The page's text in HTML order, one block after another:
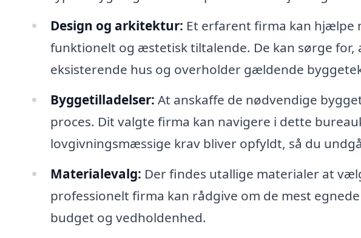
Design og arkitektur: Et erfarent firma kan hjælpe
funktionelt og æstetisk tiltalende. De kan sørge
eksisterende hus og overholder gældende
Byggetilladelser: At anskaffe de nødvendige
proces. Dit valgte firma kan navigere i dette
lovgivningsmæssige krav bliver opfyldt, så du
Materialevalg: Der findes utallige materialer at
professionelt firma kan rådgive om de mest
budget og vedholdenhed.